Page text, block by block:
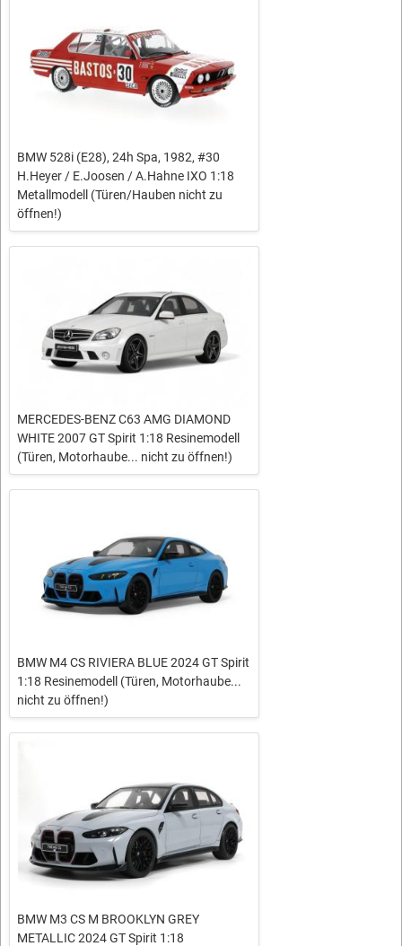
BMW 528i (E28), 24h Spa, 1982, #30
H.Heyer / E.Joosen / A.Hahne IXO 1:18
Metallmodell (Türen/Hauben nicht zu
öffnen!)
MERCEDES-BENZ C63 AMG DIAMOND
WHITE 2007 GT Spirit 1:18 Resinemodell
(Türen, Motorhaube... nicht zu öffnen!)
BMW M4 CS RIVIERA BLUE 2024 GT Spirit
1:18 Resinemodell (Türen, Motorhaube...
nicht zu öffnen!)
BMW M3 CS M BROOKLYN GREY
METALLIC 2024 GT Spirit 1:18